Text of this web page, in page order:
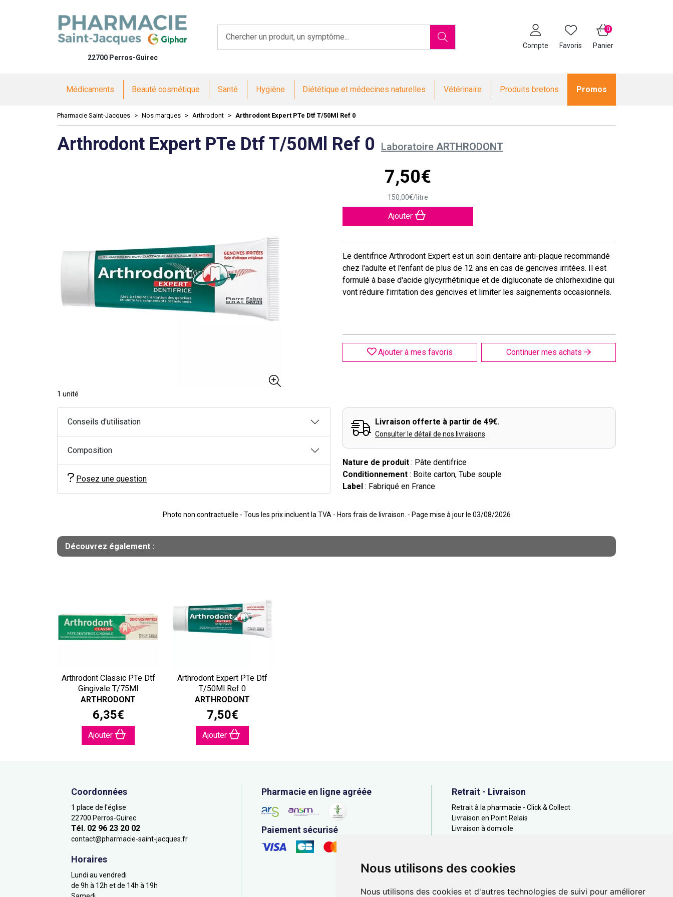
Nous utilisons des cookies
Nous utilisons des cookies et d'autres technologies de suivi pour améliorer
22700 Perros-Guirec
Compte Favoris Panier
0
Médicaments Beauté cosmétique Santé Hygiène Diététique et médecines naturelles Vétérinaire Produits bretons Promos
Pharmacie Saint-Jacques Nos marques Arthrodont Arthrodont Expert PTe Dtf T/50Ml Ref 0
Arthrodont Expert PTe Dtf T/50Ml Ref 0 Laboratoire ARTHRODONT
1 unité
7,50€
150,00€/litre
Ajouter
Le dentifrice Arthrodont Expert est un soin dentaire anti-plaque recommandé
chez l'adulte et l'enfant de plus de 12 ans en cas de gencives irritées. Il est
formulé à base d'acide glycyrrhétinique et de digluconate de chlorhexidine qui
vont réduire l'irritation des gencives et limiter les saignements occasionnels.
Ajouter à mes favoris Continuer mes achats
Conseils d'utilisation
Composition
Posez une question
Livraison offerte à partir de 49€.
Consulter le détail de nos livraisons
Nature de produit : Pâte dentifrice
Conditionnement : Boite carton, Tube souple
Label : Fabriqué en France
Photo non contractuelle - Tous les prix incluent la TVA - Hors frais de livraison. - Page mise à jour le 03/08/2026
Découvrez également :
Arthrodont Classic PTe Dtf
Gingivale T/75Ml
ARTHRODONT
6,35€
Ajouter
Arthrodont Expert PTe Dtf
T/50Ml Ref 0
ARTHRODONT
7,50€
Ajouter
Coordonnées
1 place de l'église
22700 Perros-Guirec
Tél. 02 96 23 20 02
contact@pharmacie-saint-jacques.fr
Horaires
Lundi au vendredi
de 9h à 12h et de 14h à 19h
Pharmacie en ligne agréée
Paiement sécurisé
Retrait - Livraison
Retrait à la pharmacie - Click & Collect
Livraison en Point Relais
Livraison à domicile